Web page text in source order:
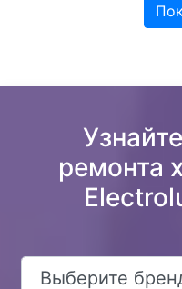
ремонта